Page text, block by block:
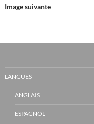
Image suivante
LANGUES
ANGLAIS
ESPAGNOL